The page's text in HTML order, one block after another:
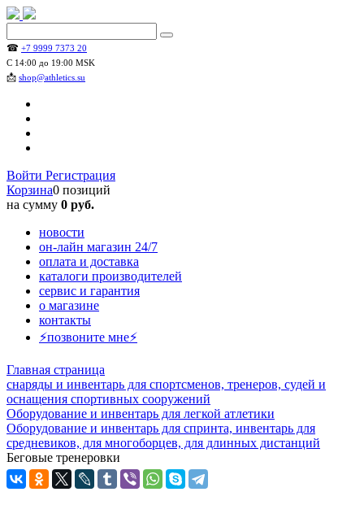
☎ +7 9999 7373 20
С 14:00 до 19:00 MSK
📩 shop@athletics.su
Войти Регистрация
Корзина0 позиций
на сумму 0 руб.
новости
он-лайн магазин 24/7
оплата и доставка
каталоги производителей
сервис и гарантия
о магазине
контакты
⚡позвоните мне⚡
Главная страница
снаряды и инвентарь для спортсменов, тренеров, судей и
оснащения спортивных сооружений
Оборудование и инвентарь для легкой атлетики
Оборудование и инвентарь для спринта, инвентарь для
средневиков, для многоборцев, для длинных дистанций
Беговые тренеровки